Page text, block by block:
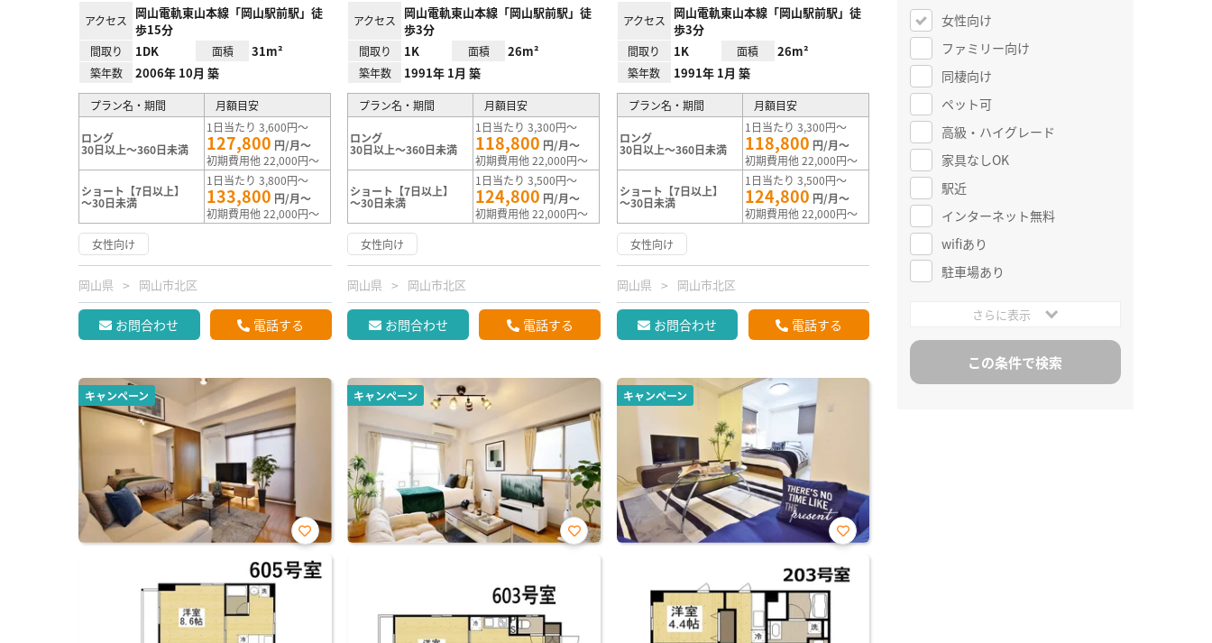
アクセス
岡山電軌東山本線「岡山駅前駅」徒
歩15分
間取り 1DK 面積 31m²
築年数 2006年 10月 築
プラン名・期間 月額目安
ロング
30日以上～360日未満
1日当たり 3,600円～
127,800 円/月～
初期費用他 22,000円～
ショート【7日以上】
～30日未満
1日当たり 3,800円～
133,800 円/月～
初期費用他 22,000円～
女性向け
岡山県 岡山市北区
お問合わせ 電話する
アクセス
岡山電軌東山本線「岡山駅前駅」徒
歩3分
間取り 1K 面積 26m²
築年数 1991年 1月 築
プラン名・期間 月額目安
ロング
30日以上～360日未満
1日当たり 3,300円～
118,800 円/月～
初期費用他 22,000円～
ショート【7日以上】
～30日未満
1日当たり 3,500円～
124,800 円/月～
初期費用他 22,000円～
女性向け
岡山県 岡山市北区
お問合わせ 電話する
アクセス
岡山電軌東山本線「岡山駅前駅」徒
歩3分
間取り 1K 面積 26m²
築年数 1991年 1月 築
プラン名・期間 月額目安
ロング
30日以上～360日未満
1日当たり 3,300円～
118,800 円/月～
初期費用他 22,000円～
ショート【7日以上】
～30日未満
1日当たり 3,500円～
124,800 円/月～
初期費用他 22,000円～
女性向け
岡山県 岡山市北区
お問合わせ 電話する
キャンペーン
お気
に入
り登
キャンペーン
お気
キャンペーン
お気
に入
り登
録
女性向け
ファミリー向け
同棲向け
ペット可
高級・ハイグレード
家具なしOK
駅近
インターネット無料
wifiあり
駐車場あり
さらに表示